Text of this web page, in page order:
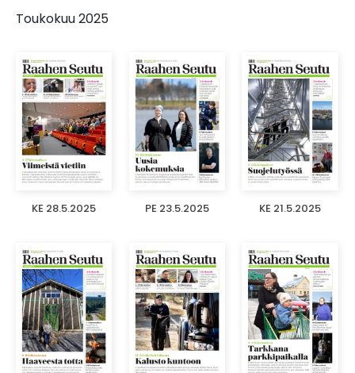
Toukokuu 2025
KE 28.5.2025 PE 23.5.2025 KE 21.5.2025